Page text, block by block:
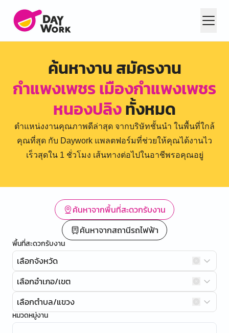
ค้นหางาน สมัครงาน
กำแพงเพชร เมืองกำแพงเพชร
หนองปลิงทั้งหมด
ตำแหน่งงานคุณภาพดีล่าสุด จากบริษัทชั้นนำ ในพื้นที่ใกล้
คุณที่สุด กับ Daywork แพลตฟอร์มที่ช่วยให้คุณได้งานไว
เร็วสุดใน 1 ชั่วโมง เส้นทางต่อไปในอาชีพรอคุณอยู่
ค้นหาจากพื้นที่สะดวกรับงาน
ค้นหาจากสถานีรถไฟฟ้า
พื้นที่สะดวกรับงาน
เลือกจังหวัด
เลือกอำเภอ/เขต
เลือกตำบล/แขวง
หมวดหมู่งาน